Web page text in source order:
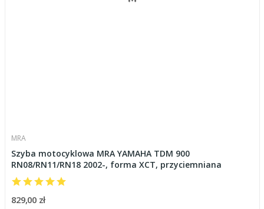
MRA
Szyba motocyklowa MRA YAMAHA TDM 900
RN08/RN11/RN18 2002-, forma XCT, przyciemniana
829,00 zł